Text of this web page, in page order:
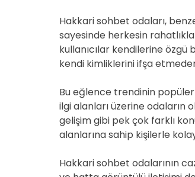
Hakkari sohbet odaları,
sayesinde herkesin
kullanıcılar kendilerine
kendi kimliklerini ifşa
Bu eğlence trendinin
ilgi alanları üzerine odaların
gelişim gibi pek çok farklı
alanlarına sahip kişilerle
Hakkari sohbet odalarının